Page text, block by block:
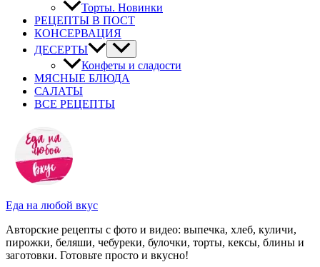
Торты. Новинки
РЕЦЕПТЫ В ПОСТ
КОНСЕРВАЦИЯ
ДЕСЕРТЫ
Конфеты и сладости
МЯСНЫЕ БЛЮДА
САЛАТЫ
ВСЕ РЕЦЕПТЫ
Еда на любой вкус
Авторские рецепты с фото и видео: выпечка, хлеб, куличи,
пирожки, беляши, чебуреки, булочки, торты, кексы, блины и
заготовки. Готовьте просто и вкусно!